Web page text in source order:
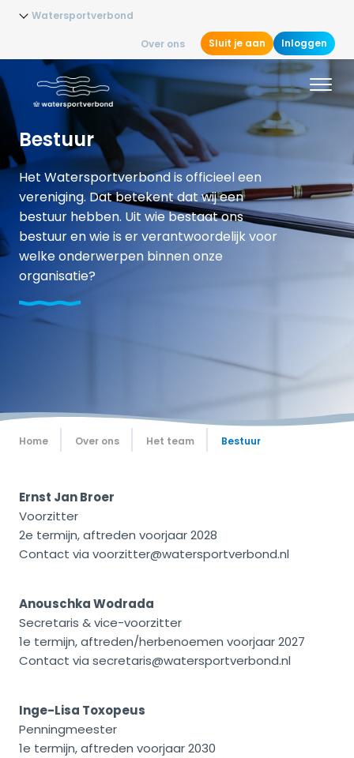
Watersportverbond
Over ons Sluit je aan Inloggen
Bestuur
Het Watersportverbond is officieel een
vereniging. Dat betekent dat wij een
bestuur hebben. Uit wie bestaat ons
bestuur en wie is er verantwoordelijk voor
welke onderwerpen binnen onze
organisatie?
Home Over ons Het team Bestuur
Ernst Jan Broer
Voorzitter
2e termijn, aftreden voorjaar 2028
Contact via voorzitter@watersportverbond.nl
Anouschka Wodrada
Secretaris & vice-voorzitter
1e termijn, aftreden/herbenoemen voorjaar 2027
Contact via secretaris@watersportverbond.nl
Inge-Lisa Toxopeus
Penningmeester
1e termijn, aftreden voorjaar 2030